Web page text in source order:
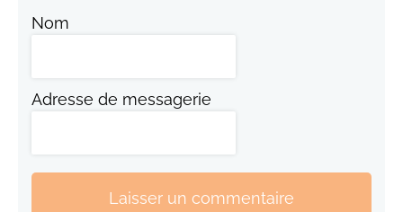
Nom
Adresse de messagerie
Laisser un commentaire